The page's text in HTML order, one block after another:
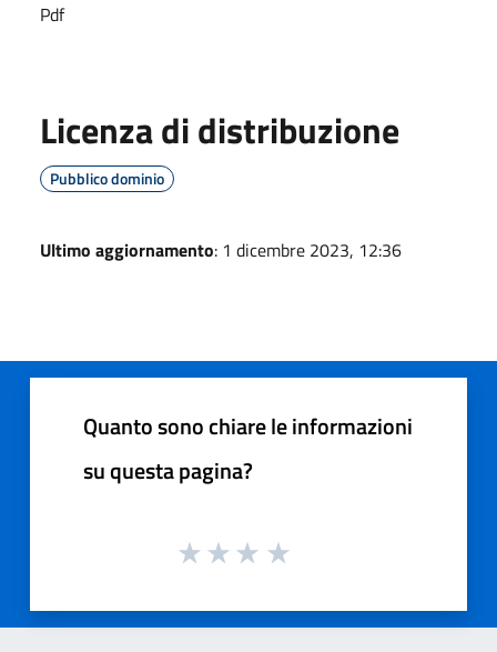
Pdf
Licenza di distribuzione
Pubblico dominio
Ultimo aggiornamento: 1 dicembre 2023, 12:36
Quanto sono chiare le informazioni
su questa pagina?